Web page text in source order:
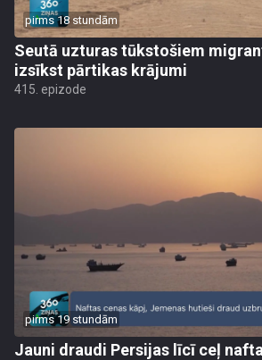
pirms 18 stundām
Seutā uzturas tūkstošiem
izsīkst pārtikas krājumi
415. epizode
pirms 19 stundām
Jauni draudi Persijas līcī ceļ